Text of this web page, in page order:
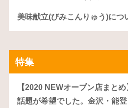
美味献立(びみこんりゅう)につ
特集
【2020 NEWオープン店まと
話題が希望でした。金沢・能